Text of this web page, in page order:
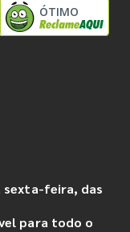
ÓTIMO
sexta-feira, das
para todo o